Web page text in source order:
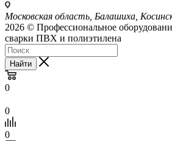
Московская область, Балашиха,
2026 © Профессиональное
сварки ПВХ и полиэтилена
Найти
0
0
0